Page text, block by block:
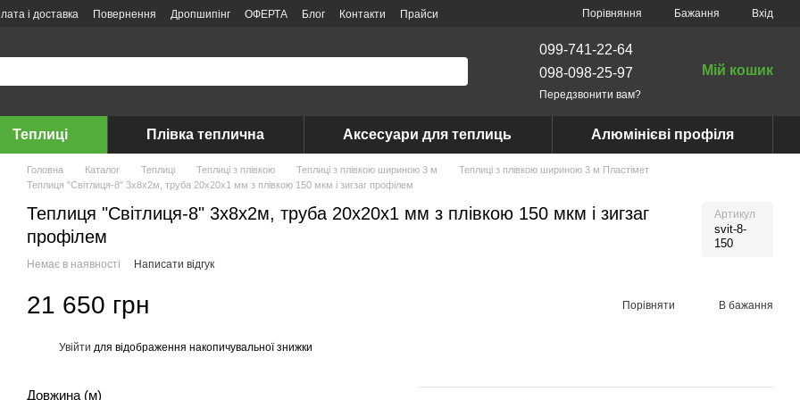
і доставка Повернення Дропшипінг ОФЕРТА Блог Контакти Прайси Порівняння Бажання Вхід
099-741-22-64
098-098-25-97
Передзвонити вам?
Мій кошик
Теплиці Плівка теплична Аксесуари для теплиць Алюмінієві профіля
Головна Каталог Теплиці Теплиці з плівкою Теплиці з плівкою шириною 3 м
Теплиці з плівкою шириною 3 м Пластімет
Теплиця "Світлиця-8" 3х8х2м, труба 20х20х1 мм з плівкою 150 мкм і зигзаг профілем
Теплиця "Світлиця-8" 3х8х2м, труба 20х20х1 мм з плівкою 150 мкм і зигзаг
профілем
Артикул
svit-8-
150
Немає в наявності Написати відгук
21 650 грн Порівняти В бажання
Увійти для відображення накопичувальної знижки
Довжина (м)